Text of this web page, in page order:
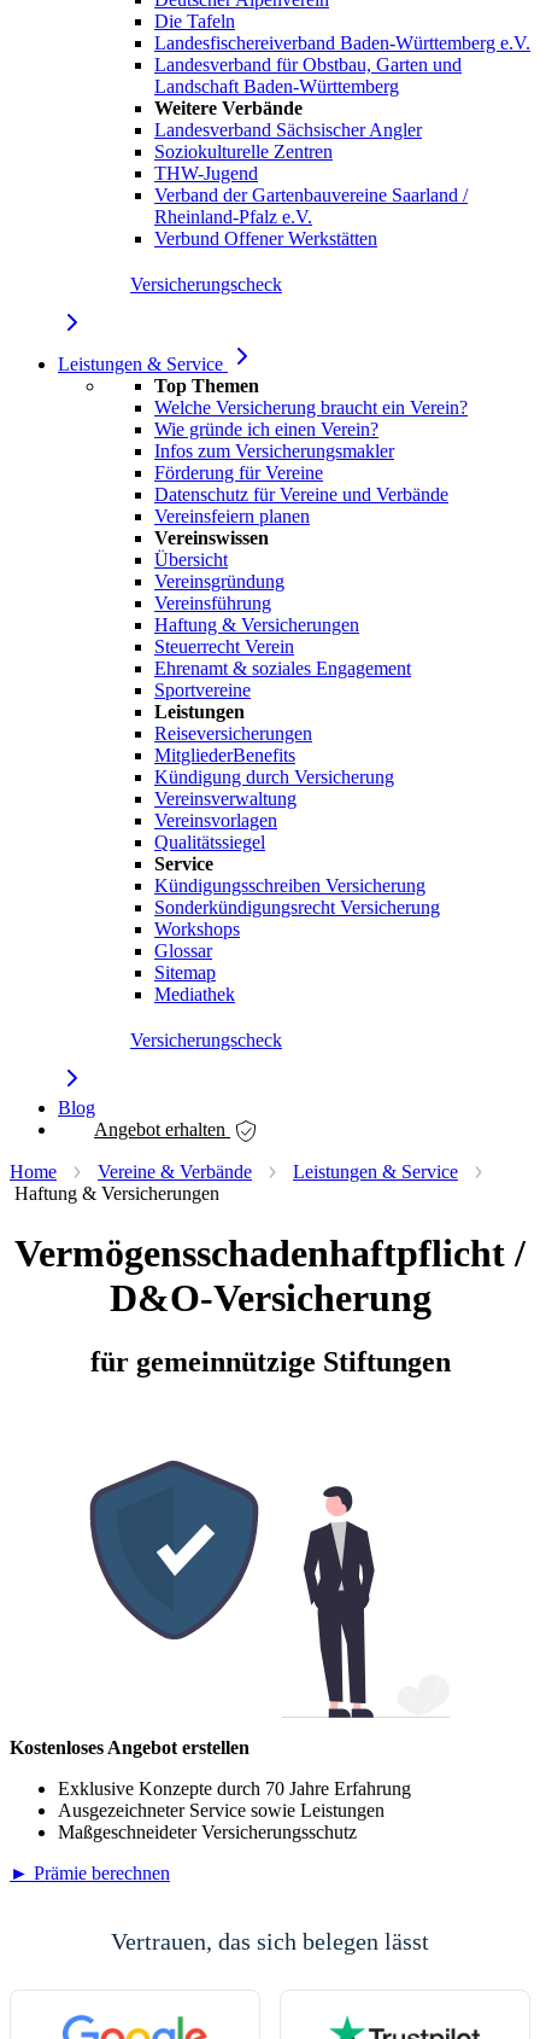
Die Tafeln
Landesfischereiverband Baden-Württemberg e.V.
Landesverband für Obstbau, Garten und
Landschaft Baden-Württemberg
Weitere Verbände
Landesverband Sächsischer Angler
Soziokulturelle Zentren
THW-Jugend
Verband der Gartenbauvereine Saarland /
Rheinland-Pfalz e.V.
Verbund Offener Werkstätten
Versicherungscheck
Leistungen & Service
Top Themen
Welche Versicherung braucht ein Verein?
Wie gründe ich einen Verein?
Infos zum Versicherungsmakler
Förderung für Vereine
Datenschutz für Vereine und Verbände
Vereinsfeiern planen
Vereinswissen
Übersicht
Vereinsgründung
Vereinsführung
Haftung & Versicherungen
Steuerrecht Verein
Ehrenamt & soziales Engagement
Sportvereine
Leistungen
Reiseversicherungen
MitgliederBenefits
Kündigung durch Versicherung
Vereinsverwaltung
Vereinsvorlagen
Qualitätssiegel
Service
Kündigungsschreiben Versicherung
Sonderkündigungsrecht Versicherung
Workshops
Glossar
Sitemap
Mediathek
Versicherungscheck
Blog
Angebot erhalten
Home Vereine & Verbände
Leistungen & Service
Haftung & Versicherungen
Vermögensschadenhaftpflicht /
D&O-Versicherung
für gemeinnützige Stiftungen
Kostenloses Angebot erstellen
Exklusive Konzepte durch 70 Jahre Erfahrung
Ausgezeichneter Service sowie Leistungen
Maßgeschneideter Versicherungsschutz
► Prämie berechnen
Vertrauen, das sich belegen lässt